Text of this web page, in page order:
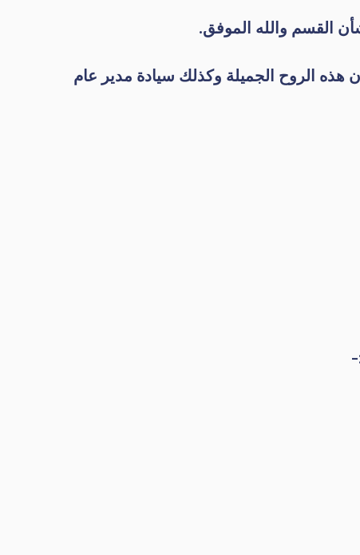
القسم والله الموفق.
هذه الروح الجميلة وكذلك سيادة مدير عام